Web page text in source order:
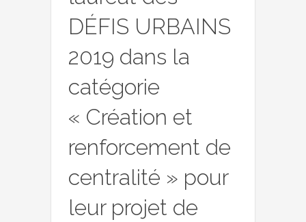
DÉFIS URBAINS
2019 dans la
catégorie
« Création et
renforcement de
centralité » pour
leur projet de